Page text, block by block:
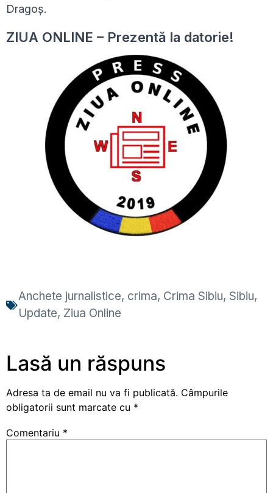
Dragoș.
ZIUA ONLINE – Prezentă la datorie!
Anchete jurnalistice, crima, Crima Sibiu, Sibiu,
Update, Ziua Online
Lasă un răspuns
Adresa ta de email nu va fi publicată. Câmpurile
obligatorii sunt marcate cu *
Comentariu *